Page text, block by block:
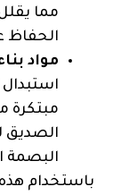
مما
الحفاظ
مواد
استبدال
مبتكرة
الصديق
البصمة
باستخدام هذه